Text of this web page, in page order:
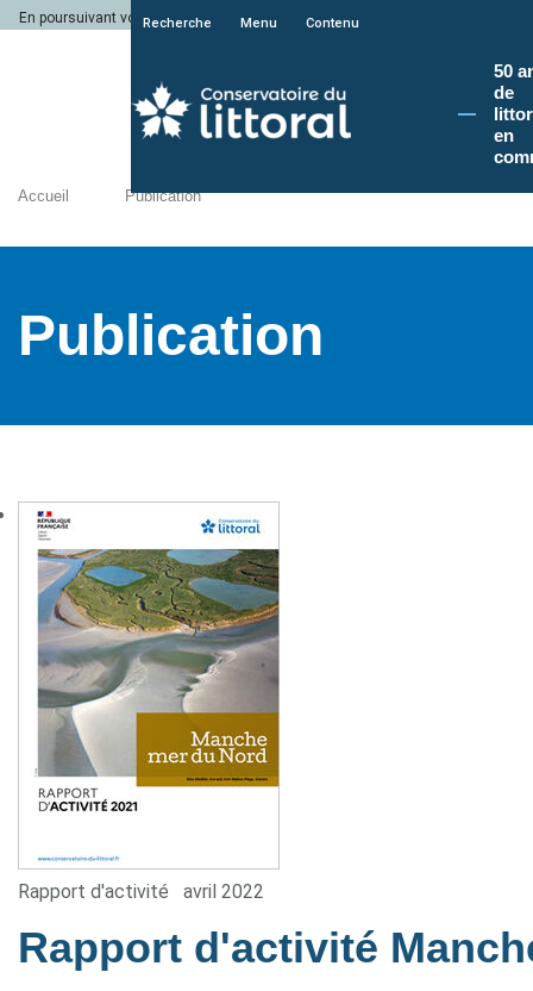
En poursuivant votre navigation sur le site du Conservatoire du littoral, vous
Recherche Menu Contenu
50
de
en
Accueil Publication
Publication
Rapport d'activité avril 2022
Rapport d'activité